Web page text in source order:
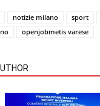
notizie milano sport
openjobmetis varese